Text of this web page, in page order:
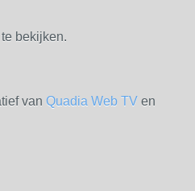
bekijken.
van Quadia Web TV en